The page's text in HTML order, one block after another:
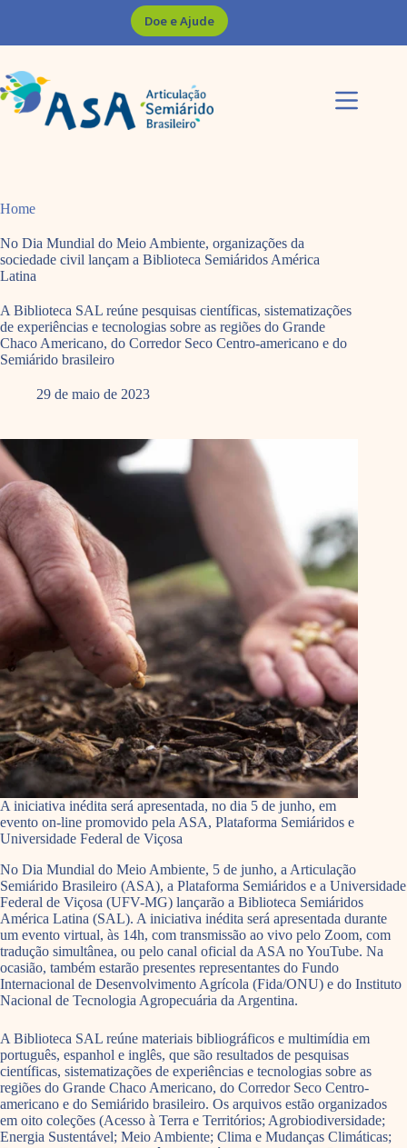
Doe e Ajude
Home
No Dia Mundial do Meio Ambiente, organizações da
sociedade civil lançam a Biblioteca Semiáridos América
Latina
A Biblioteca SAL reúne pesquisas científicas, sistematizações
de experiências e tecnologias sobre as regiões do Grande
Chaco Americano, do Corredor Seco Centro-americano e do
Semiárido brasileiro
29 de maio de 2023
A iniciativa inédita será apresentada, no dia 5 de junho, em
evento on-line promovido pela ASA, Plataforma Semiáridos e
Universidade Federal de Viçosa
No Dia Mundial do Meio Ambiente, 5 de junho, a Articulação
Semiárido Brasileiro (ASA), a Plataforma Semiáridos e a Universidade
Federal de Viçosa (UFV-MG) lançarão a Biblioteca Semiáridos
América Latina (SAL). A iniciativa inédita será apresentada durante
um evento virtual, às 14h, com transmissão ao vivo pelo Zoom, com
tradução simultânea, ou pelo canal oficial da ASA no YouTube. Na
ocasião, também estarão presentes representantes do Fundo
Internacional de Desenvolvimento Agrícola (Fida/ONU) e do Instituto
Nacional de Tecnologia Agropecuária da Argentina.
A Biblioteca SAL reúne materiais bibliográficos e multimídia em
português, espanhol e inglês, que são resultados de pesquisas
científicas, sistematizações de experiências e tecnologias sobre as
regiões do Grande Chaco Americano, do Corredor Seco Centro-
americano e do Semiárido brasileiro. Os arquivos estão organizados
em oito coleções (Acesso à Terra e Territórios; Agrobiodiversidade;
Energia Sustentável; Meio Ambiente; Clima e Mudanças Climáticas;